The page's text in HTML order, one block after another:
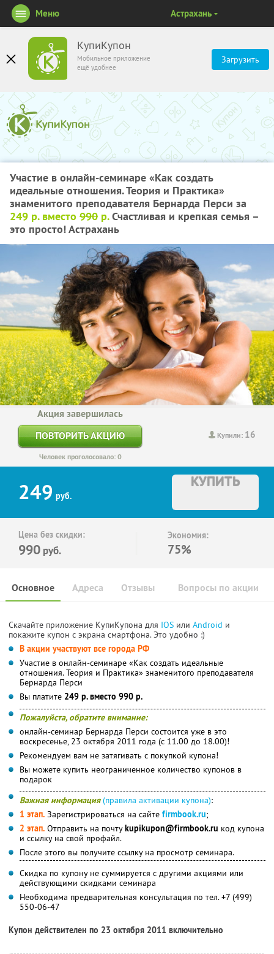
КупиКупон
Мобильное приложение
ещё удобнее
Загрузить
Меню Астрахань
Участие в онлайн-семинаре «Как создать
идеальные отношения. Теория и Практика»
знаменитого преподавателя Бернарда Перси за
249 р. вместо 990 р.Счастливая и крепкая семья –
это просто! Астрахань
Купили: 16
Акция завершилась
ПОВТОРИТЬ АКЦИЮ
Человек проголосовало: 0
249 руб.
КУПИТЬ
Цена без скидки:
990 руб.
Экономия:
75%
Основное Отзывы Вопросы по акции
Адреса
Скачайте приложение КупиКупона для IOS или Android и
покажите купон с экрана смартфона. Это удобно :)
В акции участвуют все города РФ
Участие в онлайн-семинаре «Как создать идеальные
отношения. Теория и Практика» знаменитого преподавателя
Бернарда Перси
Вы платите 249 р. вместо 990 р.
Пожалуйста, обратите внимание:
онлайн-семинар Бернарда Перси состоится уже в это
воскресенье, 23 октября 2011 года (с 11.00 до 18.00)!
Рекомендуем вам не затягивать с покупкой купона!
Вы можете купить неограниченное количество купонов в
подарок
Важная информация(правила активации купона):
1 этап. Зарегистрироваться на сайте firmbook.ru;
2 этап. Отправить на почтуkupikupon@firmbook.ru код купона
и ссылку на свой профайл.
После этого вы получите ссылку на просмотр семинара.
Скидка по купону не суммируется с другими акциями или
действующими скидками семинара
Необходима предварительная консультация по тел. +7 (499)
550-06-47
Купон действителен по 23 октября 2011 включительно